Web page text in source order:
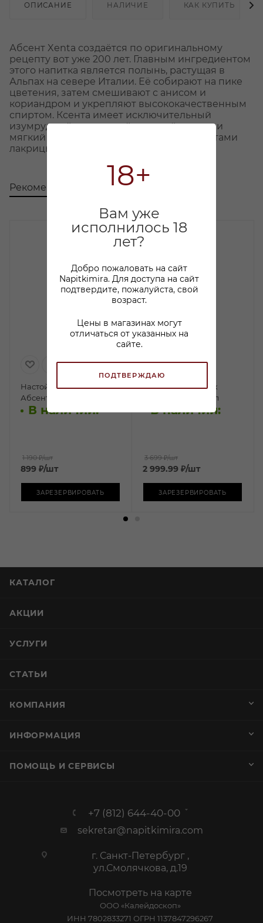
18+
Вам уже
исполнилось 18
лет?
Добро пожаловать на сайт
Napitkimira. Для доступа на сайт
подтвердите, пожалуйста, свой
возраст.
Цены в магазинах могут
отличаться от указанных на
сайте.
ПОДТВЕРЖДАЮ
ОПИСАНИЕ НАЛИЧИЕ КАК КУПИТЬ
Абсент Xenta создаётся по оригинальному
рецепту вот уже 200 лет. Главным ингредиентом
этого напитка является полынь, растущая в
Альпах на севере Италии. Её собирают на пике
цветения, затем смешивают с анисом и
кориандром и укрепляют высококачественным
спиртом. Ксента имеет исключительный
изумрудный цвет, яркий травный аромат и
мягкий вкус с тонами полыни, аниса и нотами
лакрицы.
Рекомендуем С этим товаром покупают
Настойка горькая
Абсент Райвэл 0,7л
В наличии:
1 190 ₽/шт
899 ₽/шт
ЗАРЕЗЕРВИРОВАТЬ
Спиртной напиток
Абсент Ксента 0,7л
В наличии:
3 699 ₽/шт
2 999.99 ₽/шт
ЗАРЕЗЕРВИРОВАТЬ
КАТАЛОГ
АКЦИИ
УСЛУГИ
СТАТЬИ
КОМПАНИЯ
ИНФОРМАЦИЯ
ПОМОЩЬ И СЕРВИСЫ
+7 (812) 644-40-00
sekretar@napitkimira.com
г. Санкт-Петербург ,
ул.Смолячкова, д.19
Посмотреть на карте
ООО «Калейдоскоп»
ИНН 7802833271 ОГРН 1137847296267